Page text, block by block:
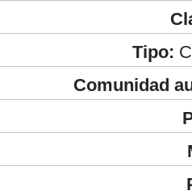
Tipo:
Comunidad